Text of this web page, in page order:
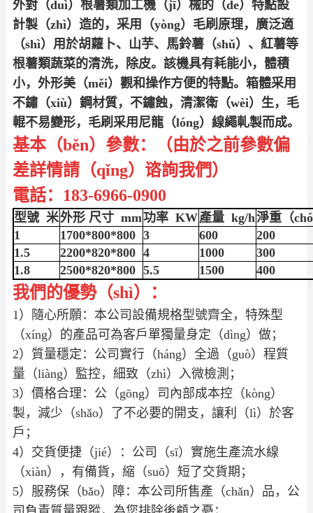
外對（duì）根薯類加工機（jī）械的（de）特點設
計製（zhì）造的，采用（yòng）毛刷原理，廣泛適
（shì）用於胡蘿卜、山芋、馬鈴薯（shǔ）、紅薯等
根薯類蔬菜的清洗，除皮。該機具有耗能小，體積
小，外形美（měi）觀和操作方便的特點。箱體采用
不鏽（xiù）鋼材質，不鏽蝕，清潔衛（wèi）生，毛
輥不易變形，毛刷采用尼龍（lóng）線繩軋製而成。
基本（běn）參數：（由於之前參數偏
差詳情請（qǐng）谘詢我們）
電話：183-6966-0900
型號 米外形 尺寸 mm功率 KW產量 kg/h淨重（
1
1700*800*800 3 600
200
1.5
2200*820*800 4 1000
300
1.8
2500*820*800 5.5 1500 400
我們的優勢（shì）：
1）隨心所願：本公司設備規格型號齊全，特殊型
（xíng）的產品可為客戶單獨量身定（dìng）做；
2）質量穩定：公司實行（háng）全過（guò）程質
量（liàng）監控，細致（zhì）入微檢測；
3）價格合理：公（gōng）司內部成本控（kòng）
製，減少（shǎo）了不必要的開支，讓利（lì）於客
戶；
4）交貨便捷（jié）：公司（sī）實施生產流水線
（xiàn），有備貨，縮（suō）短了交貨期；
5）服務保（bǎo）障：本公司所售產（chǎn）品，公